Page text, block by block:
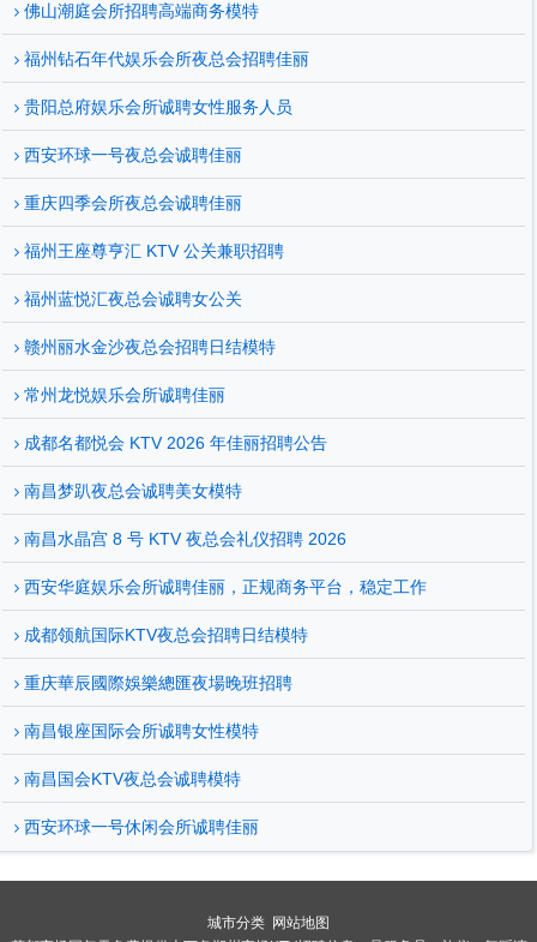
佛山潮庭会所招聘高端商务模特
福州钻石年代娱乐会所夜总会招聘佳丽
贵阳总府娱乐会所诚聘女性服务人员
西安环球一号夜总会诚聘佳丽
重庆四季会所夜总会诚聘佳丽
福州王座尊亨汇 KTV 公关兼职招聘
福州蓝悦汇夜总会诚聘女公关
赣州丽水金沙夜总会招聘日结模特
常州龙悦娱乐会所诚聘佳丽
成都名都悦会 KTV 2026 年佳丽招聘公告
南昌梦趴夜总会诚聘美女模特
南昌水晶宫 8 号 KTV 夜总会礼仪招聘 2026
西安华庭娱乐会所诚聘佳丽，正规商务平台，稳定工作
成都领航国际KTV夜总会招聘日结模特
重庆華辰國際娛樂總匯夜場晚班招聘
南昌银座国际会所诚聘女性模特
南昌国会KTV夜总会诚聘模特
西安环球一号休闲会所诚聘佳丽
城市分类 网站地图